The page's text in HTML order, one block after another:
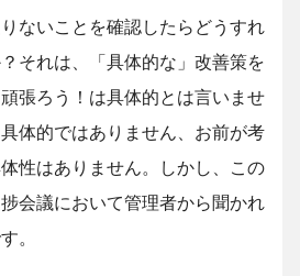
ないことを確認したらどうすれ
それは、「具体的な」改善策を
張ろう！は具体的とは言いませ
体的ではありません、お前が考
性はありません。しかし、この
会議において管理者から聞かれ
。